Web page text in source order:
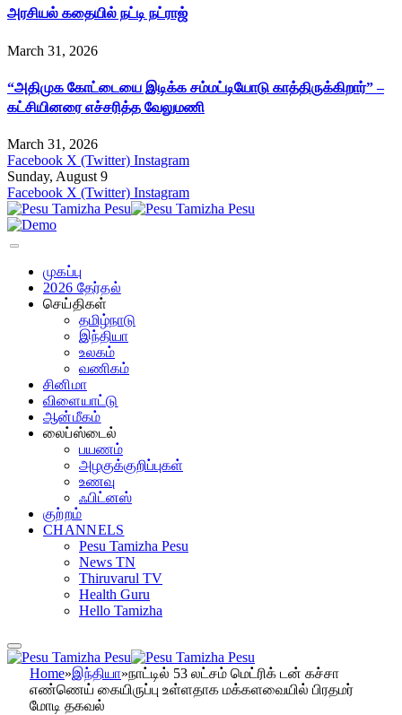
அரசியல் கதையில் நட்டி நட்ராஜ்
March 31, 2026
“அதிமுக கோட்டையை இடிக்க சம்மட்டியோடு காத்திருக்கிறார்” –
கட்சியினரை எச்சரித்த வேலுமணி
March 31, 2026
Facebook X (Twitter) Instagram
Sunday, August 9
Facebook X (Twitter) Instagram
முகப்பு
2026 தேர்தல்
செய்திகள்
தமிழ்நாடு
இந்தியா
உலகம்
வணிகம்
சினிமா
விளையாட்டு
ஆன்மீகம்
லைப்ஸ்டைல்
பயணம்
அழகுக்குறிப்புகள்
உணவு
ஃபிட்னஸ்
குற்றம்
CHANNELS
Pesu Tamizha Pesu
News TN
Thiruvarul TV
Health Guru
Hello Tamizha
Home»இந்தியா»நாட்டில் 53 லட்சம் மெட்ரிக் டன் கச்சா
எண்ணெய் கையிருப்பு உள்ளதாக மக்களவையில் பிரதமர்
மோடி தகவல்